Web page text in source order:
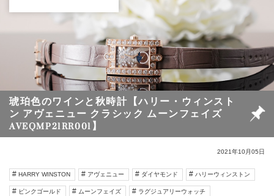
琥珀色のワインと秋時計【ハリー・ウィンスト
ン アヴェニュー クラシック ムーンフェイズ
AVEQMP21RR001】
2021年10月05日
HARRY WINSTON アヴェニュー ダイヤモンド ハリーウィンストン
ピンクゴールド ムーンフェイズ ラグジュアリーウォッチ